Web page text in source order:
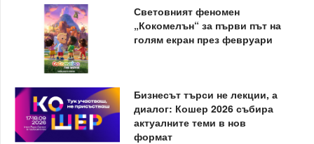
Световният феномен
„Кокомелън“ за първи път на
голям екран през февруари
Бизнесът търси не лекции, а
диалог: Кошер 2026 събира
актуалните теми в нов
формат